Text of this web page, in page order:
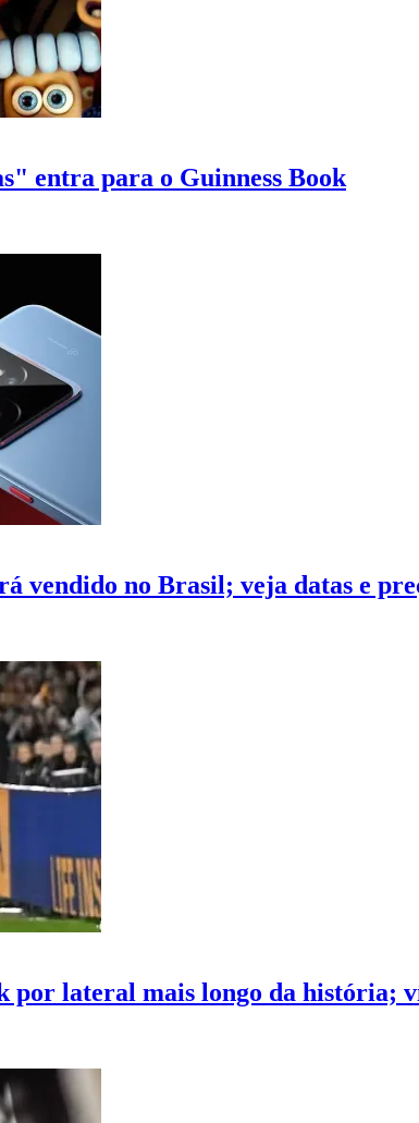
entra para o Guinness Book
vendido no Brasil; veja datas e
por lateral mais longo da história;